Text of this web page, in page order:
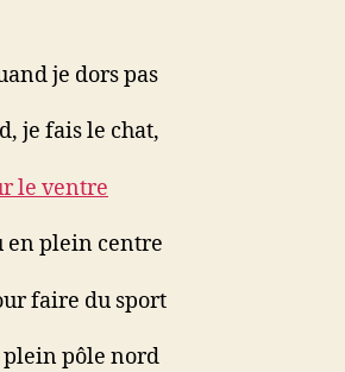
je dors pas
je fais le chat,
le ventre
en plein centre
faire du sport
plein pôle nord